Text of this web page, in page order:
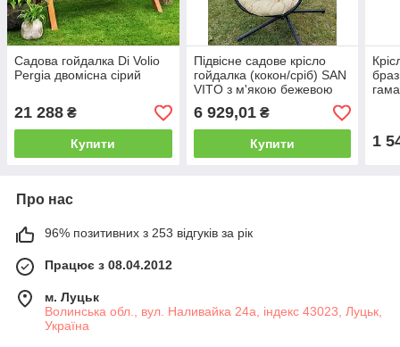
Садова гойдалка Di Volio
Pergia двомісна сірий
21 288 ₴
Купити
Підвісне садове крісло
гойдалка (кокон/сріб) SAN
VITO з м'якою бежевою
подушкою, Чорний
6 929,01₴
Купити 1
Про нас
96% позитивних з 253 відгуків за рік
Працює з 08.04.2012
м. Луцьк
Волинська обл., вул. Наливайка 24а, індекс 43023, Луцьк,
Україна